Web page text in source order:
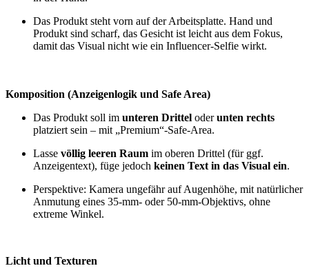
Das Produkt steht vorn auf der Arbeitsplatte. Hand und
Produkt sind scharf, das Gesicht ist leicht aus dem Fokus,
damit das Visual nicht wie ein Influencer‑Selfie wirkt.
Komposition (Anzeigenlogik und Safe Area)
Das Produkt soll im unteren Drittel oderunten rechts
platziert sein – mit „Premium“-Safe‑Area.
Lasse völlig leeren Raum im oberen Drittel (für ggf.
Anzeigentext), füge jedoch keinen Text in das Visual ein.
Perspektive: Kamera ungefähr auf Augenhöhe, mit natürlicher
Anmutung eines 35‑mm‑ oder 50‑mm‑Objektivs, ohne
extreme Winkel.
Licht und Texturen